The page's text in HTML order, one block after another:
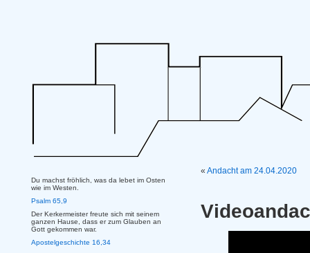
« Andacht am 24.04.2020
Du machst fröhlich, was da lebet im Osten
wie im Westen.
Psalm 65,9
Der Kerkermeister freute sich mit seinem
ganzen Hause, dass er zum Glauben an
Gott gekommen war.
Apostelgeschichte 16,34